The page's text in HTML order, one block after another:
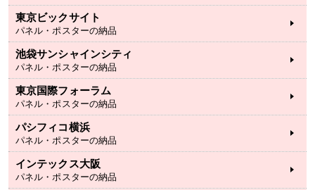
東京ビックサイト
パネル・ポスターの納品
池袋サンシャインシティ
パネル・ポスターの納品
東京国際フォーラム
パネル・ポスターの納品
パシフィコ横浜
パネル・ポスターの納品
インテックス大阪
パネル・ポスターの納品